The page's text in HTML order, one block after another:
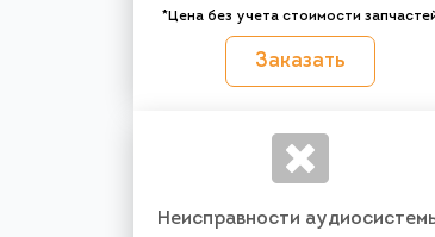
*Цена без учета стоимости
Заказать
Неисправности